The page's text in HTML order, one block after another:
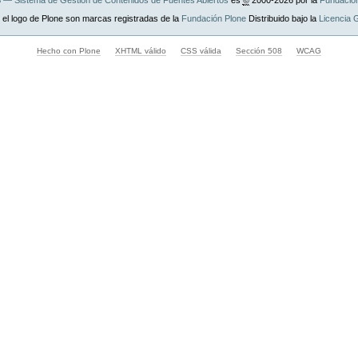
logo de Plone son marcas registradas de la Fundación PloneDistribuido bajo la Licencia
Hecho con Plone XHTML válido CSS válida Sección 508 WCAG